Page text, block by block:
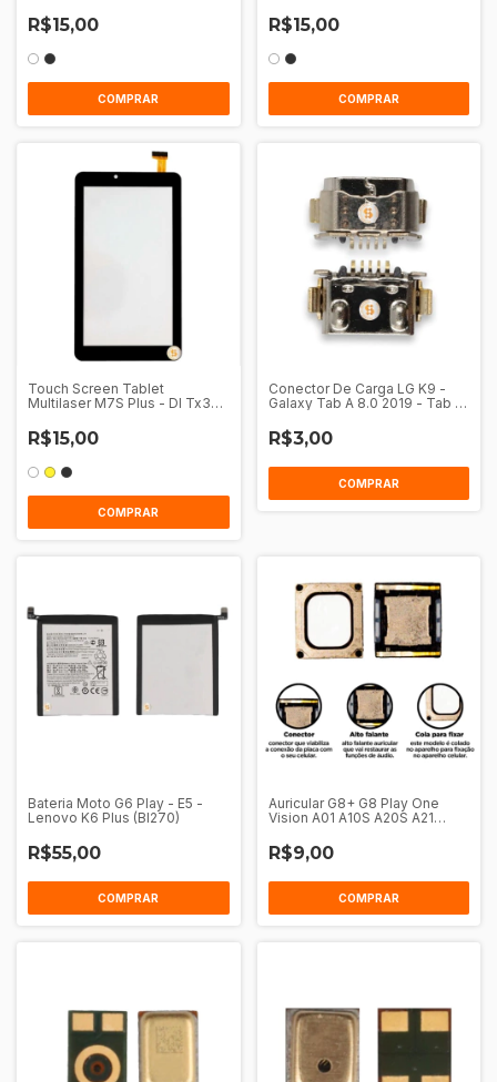
R$15,00
COMPRAR
R$15,00
COMPRAR
Touch Screen Tablet
Multilaser M7S Plus - Dl Tx330
R$15,00
COMPRAR
Conector De Carga LG K9 -
Galaxy Tab A 8.0 2019 - Tab A
R$3,00
Bateria Moto G6 Play - E5 -
Lenovo K6 Plus (Bl270)
R$55,00
COMPRAR
Auricular G8+ G8 Play One
Vision A01 A10S A20S A21
Prime K50S K40S K22 Mi A3
Redmi Note 7
R$9,00